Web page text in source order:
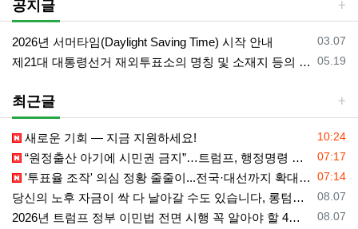
공지글
등록일
03.07
2026년 서머타임(Daylight Saving Time) 시작 안내
등록일
05.19
제21대 대통령선거 재외투표소의 명칭 및 소재지 등의 공고/올랜도 제외 투표소
최근글
등록일
10:24
새로운 기회 — 지금 지원하세요!
등록일
07:17
“원정출산 아기에 시민권 금지”…트럼프, 행정명령 서명
등록일
07:14
'투표율 조작' 의심 정황 줄줄이...전국·대선까지 확대되나
등록일
08.07
당신의 노후 자금이 싹 다 날아갈 수도 있습니다, 롱텀케어 준비 하기
등록일
08.07
2026년 트럼프 정부 이민법 전면 시행 꼭 알아야 할 4가지!!